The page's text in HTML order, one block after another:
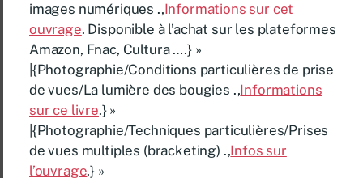
images numériques .,Informations sur cet
ouvrage. Disponible à l’achat sur les plateformes
Amazon, Fnac, Cultura ….} »
|{Photographie/Conditions particulières de prise
de vues/La lumière des bougies .,Informations
sur ce livre.} »
|{Photographie/Techniques particulières/Prises
de vues multiples (bracketing) .,Infos sur
l’ouvrage.} »